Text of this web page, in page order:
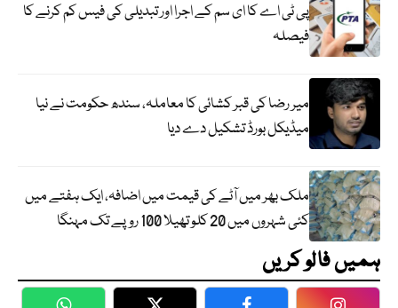
پی ٹی اے کا ای سم کے اجرا اور تبدیلی کی فیس کم کرنے کا
فیصلہ
میر رضا کی قبر کشائی کا معاملہ، سندھ حکومت نے نیا
میڈیکل بورڈ تشکیل دے دیا
ملک بھر میں آٹے کی قیمت میں اضافہ، ایک ہفتے میں
کئی شہروں میں 20 کلو تھیلا 100 روپے تک مہنگا
ہمیں فالو کریں